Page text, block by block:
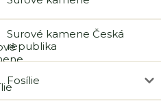
Surové kamene Česká
republika
Fosílie